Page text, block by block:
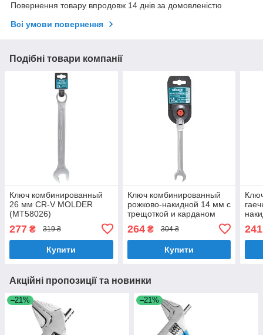
Повернення товару впродовж 14 днів за домовленістю
Всі умови повернення
Подібні товари компанії
Ключ комбинированный
26 мм CR-V MOLDER
(MT58026)
277 ₴ 319 ₴
Купити
Ключ комбинированный
рожково-накидной 14 мм с
трещоткой и карданом
(MT57014)
264₴ 304 ₴
Купити
241
Акційні пропозиції та новинки
–21% –21%